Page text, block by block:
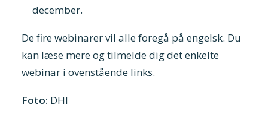
december.
De fire webinarer vil alle foregå på engelsk. Du
kan læse mere og tilmelde dig det enkelte
webinar i ovenstående links.
Foto: DHI